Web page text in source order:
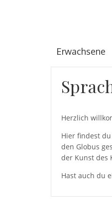
Erwachsene
Herzlich
Hier findest
den Globus
der Kunst des
Hast auch du